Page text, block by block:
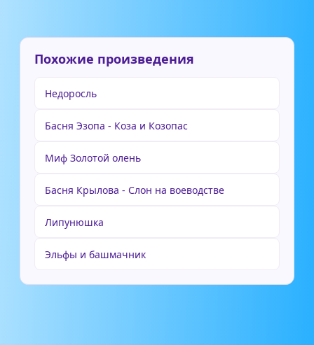
Похожие произведения
Недоросль
Басня Эзопа - Коза и Козопас
Миф Золотой олень
Басня Крылова - Слон на воеводстве
Липунюшка
Эльфы и башмачник